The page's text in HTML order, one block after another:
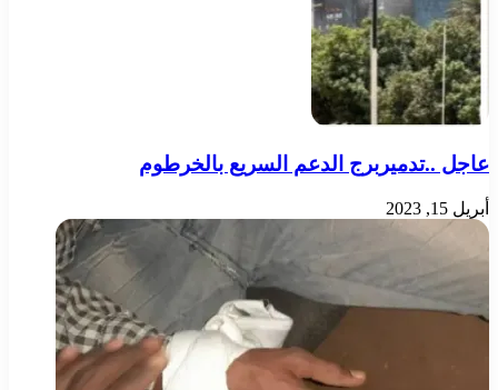
عاجل ..تدميربرج الدعم السريع بالخرطوم
أبريل 15, 2023